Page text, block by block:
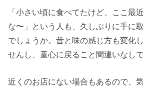
「小さい頃に食べてたけど、ここ最
な〜」という人も、久しぶりに手に
でしょうか。昔と味の感じ方も変化
せんし、童心に戻ること間違いなしで
近くのお店にない場合もあるので、